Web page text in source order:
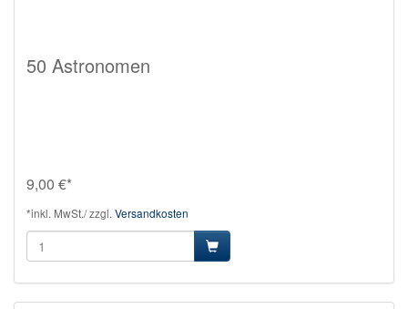
50 Astronomen
9,00 €*
*inkl. MwSt./ zzgl. Versandkosten